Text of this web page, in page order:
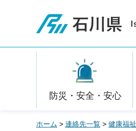
石川県
防災・安全・安心
ホーム > 連絡先一覧 > 健康福